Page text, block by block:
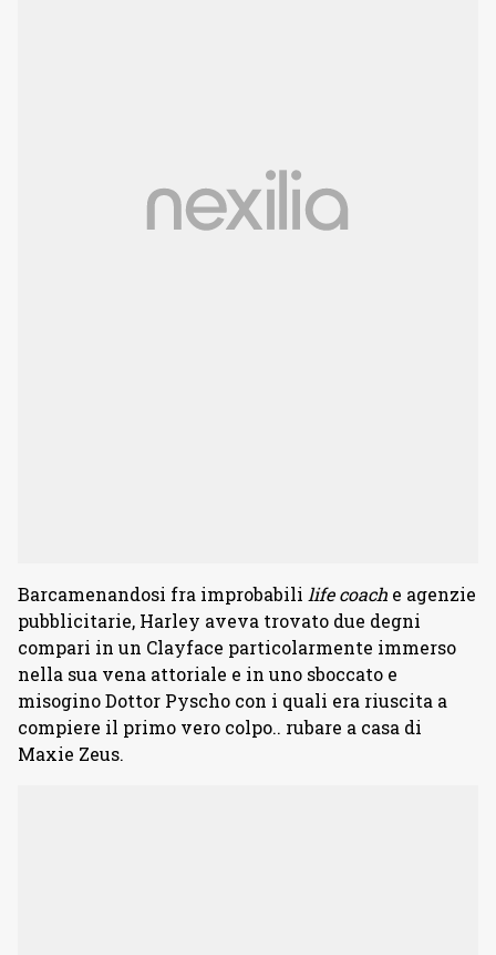
Barcamenandosi fra improbabili life coach e agenzie
pubblicitarie, Harley aveva trovato due degni
compari in un Clayface particolarmente immerso
nella sua vena attoriale e in uno sboccato e
misogino Dottor Pyscho con i quali era riuscita a
compiere il primo vero colpo.. rubare a casa di
Maxie Zeus.